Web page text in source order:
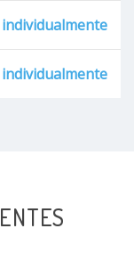
individualmente
individualmente